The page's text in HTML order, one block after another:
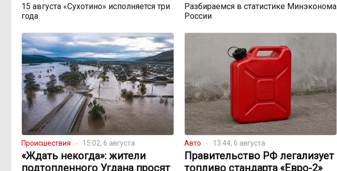
15 августа «Сухотино» исполняется три
года
Разбираемся в статистике Минэконома
России
Происшествия 15:02, 6 августа
«Ждать некогда»: жители
подтопленного Угдана просят
Авто 13:44, 6 августа
Правительство РФ легализует
топливо стандарта «Евро-2»